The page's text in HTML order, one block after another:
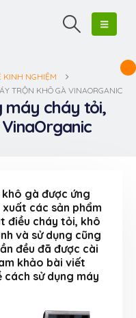
KINH NGHIỆM
TRỘN KHÔ GÀ VINAORGANIC
máy cháy tỏi,
gà được ứng
các sản phẩm
điều cháy tỏi, khô
và sử dụng cũng
đều đã được cài
khảo bài viết
sử dụng máy